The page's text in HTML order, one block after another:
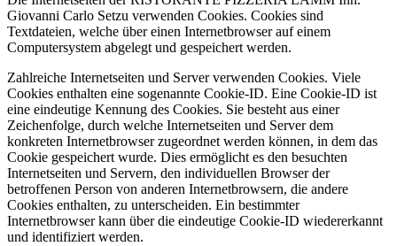
Giovanni Carlo Setzu verwenden Cookies. Cookies sind
Textdateien, welche über einen Internetbrowser auf einem
Computersystem abgelegt und gespeichert werden.
Zahlreiche Internetseiten und Server verwenden Cookies. Viele
Cookies enthalten eine sogenannte Cookie-ID. Eine Cookie-ID ist
eine eindeutige Kennung des Cookies. Sie besteht aus einer
Zeichenfolge, durch welche Internetseiten und Server dem
konkreten Internetbrowser zugeordnet werden können, in dem das
Cookie gespeichert wurde. Dies ermöglicht es den besuchten
Internetseiten und Servern, den individuellen Browser der
betroffenen Person von anderen Internetbrowsern, die andere
Cookies enthalten, zu unterscheiden. Ein bestimmter
Internetbrowser kann über die eindeutige Cookie-ID wiedererkannt
und identifiziert werden.